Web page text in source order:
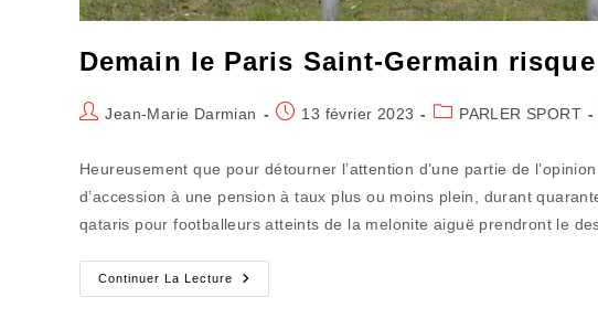
Demain le Paris Saint-Germain
Auteur/autrice
Jean-Marie Darmian
Publication
13 février 2023
PostPARLER SPORT
Heureusement que pour détourner l’attention d’une partie de
d’accession à une pension à taux plus ou moins plein, durant
qataris pour footballeurs atteints de la melonite aiguë prendront le
Continuer La Lecture
Demain
Le